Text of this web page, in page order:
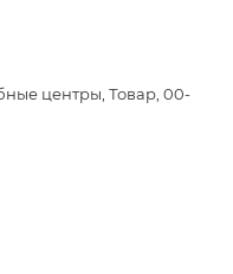
центры, Товар, 00-